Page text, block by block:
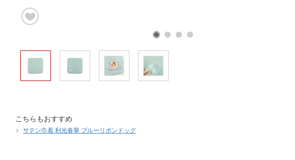
こちらもおすすめ
サテン巾着 利光春華 ブルーリボンドッグ